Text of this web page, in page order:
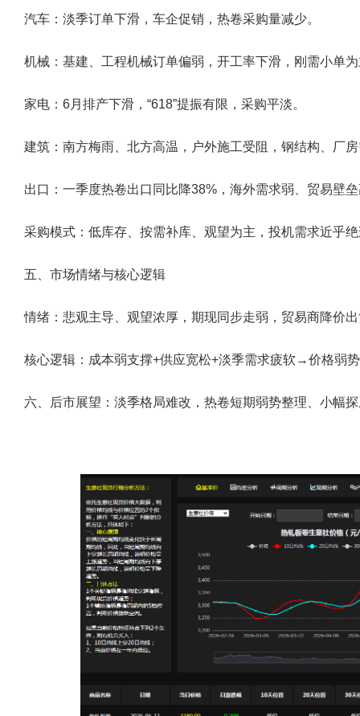
汽车：淡季订单下滑，车企促销，热卷采购量减少。
机械：基建、工程机械订单偏弱，开工率下滑，刚需小单
家电：6月排产下滑，“618”提振有限，采购平淡。
建筑：南方梅雨、北方高温，户外施工受阻，钢结构、厂
出口：一季度热卷出口同比降38%，海外需求弱、贸易壁
采购模式：低库存、按需补库、观望为主，投机需求近乎
五、市场情绪与核心逻辑
情绪：悲观主导、观望浓厚，期现同步走弱，贸易商降价
核心逻辑：成本弱支撑+供应宽松+淡季需求疲软→价格弱
六、后市展望：淡季格局难改，热卷短期弱势整理、小幅